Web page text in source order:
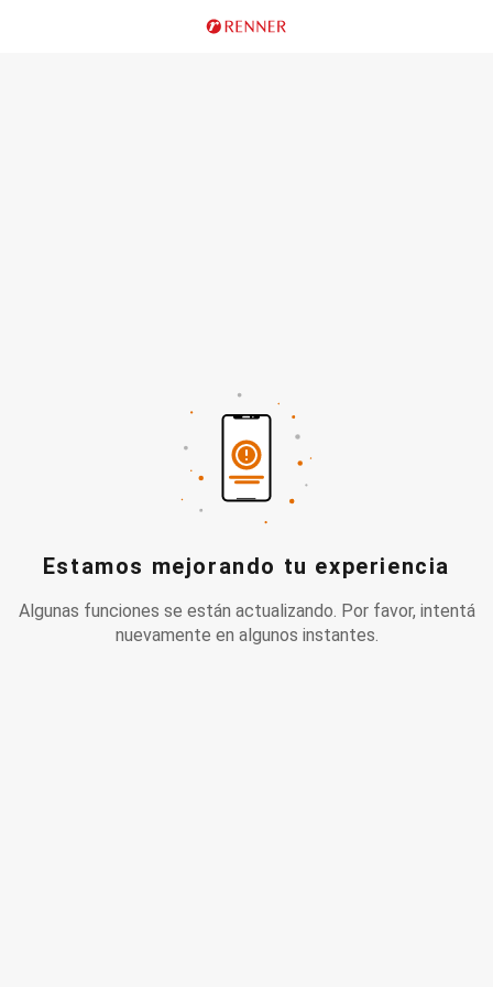
Estamos mejorando tu experiencia
Algunas funciones se están actualizando. Por favor, intentá
nuevamente en algunos instantes.